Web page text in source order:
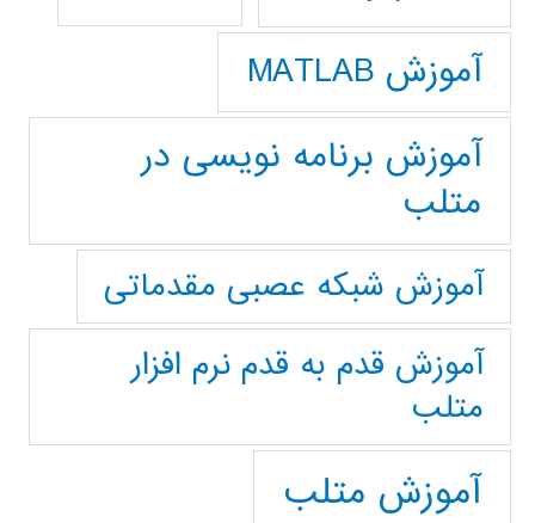
آموزش MATLAB
آموزش برنامه نویسی در
متلب
آموزش شبکه عصبی مقدماتی
آموزش قدم به قدم نرم افزار
متلب
آموزش متلب